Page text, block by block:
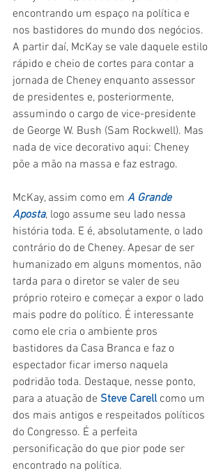
encontrando um espaço na política e
nos bastidores do mundo dos negócios.
A partir daí, McKay se vale daquele estilo
rápido e cheio de cortes para contar a
jornada de Cheney enquanto assessor
de presidentes e, posteriormente,
assumindo o cargo de vice-presidente
de George W. Bush (Sam Rockwell). Mas
nada de vice decorativo aqui: Cheney
põe a mão na massa e faz estrago.
McKay, assim como em A Grande
Aposta, logo assume seu lado nessa
história toda. E é, absolutamente, o lado
contrário do de Cheney. Apesar de ser
humanizado em alguns momentos, não
tarda para o diretor se valer de seu
próprio roteiro e começar a expor o lado
mais podre do político. É interessante
como ele cria o ambiente pros
bastidores da Casa Branca e faz o
espectador ficar imerso naquela
podridão toda. Destaque, nesse ponto,
para a atuação de Steve Carell como um
dos mais antigos e respeitados políticos
do Congresso. É a perfeita
personificação do que pior pode ser
encontrado na política.